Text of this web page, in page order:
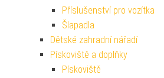
Příslušenství pro vozítka
Šlapadla
Dětské zahradní nářadí
Pískoviště a doplňky
Pískoviště